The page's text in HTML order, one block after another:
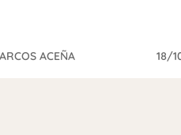
ACEÑA 18/